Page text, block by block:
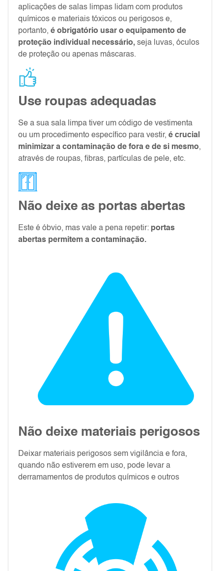
aplicações de salas limpas lidam com produtos
químicos e materiais tóxicos ou perigosos e,
portanto, é obrigatório usar o equipamento de
proteção individual necessário, seja luvas, óculos
de proteção ou apenas máscaras.
Use roupas adequadas
Se a sua sala limpa tiver um código de vestimenta
ou um procedimento específico para vestir, é crucial
minimizar a contaminação de fora e de si mesmo,
através de roupas, fibras, partículas de pele, etc.
Não deixe as portas abertas
Este é óbvio, mas vale a pena repetir: portas
abertas permitem a contaminação.
Não deixe materiais perigosos
Deixar materiais perigosos sem vigilância e fora,
quando não estiverem em uso, pode levar a
derramamentos de produtos químicos e outros